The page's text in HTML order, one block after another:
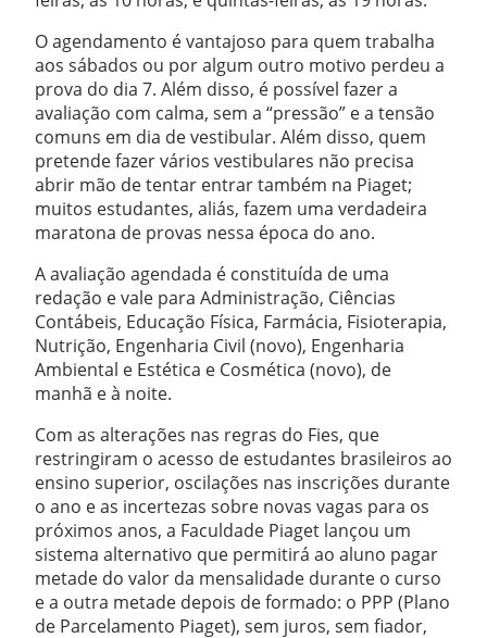
O agendamento é vantajoso para quem trabalha
aos sábados ou por algum outro motivo perdeu a
prova do dia 7. Além disso, é possível fazer a
avaliação com calma, sem a “pressão” e a tensão
comuns em dia de vestibular. Além disso, quem
pretende fazer vários vestibulares não precisa
abrir mão de tentar entrar também na Piaget;
muitos estudantes, aliás, fazem uma verdadeira
maratona de provas nessa época do ano.
A avaliação agendada é constituída de uma
redação e vale para Administração, Ciências
Contábeis, Educação Física, Farmácia, Fisioterapia,
Nutrição, Engenharia Civil (novo), Engenharia
Ambiental e Estética e Cosmética (novo), de
manhã e à noite.
Com as alterações nas regras do Fies, que
restringiram o acesso de estudantes brasileiros ao
ensino superior, oscilações nas inscrições durante
o ano e as incertezas sobre novas vagas para os
próximos anos, a Faculdade Piaget lançou um
sistema alternativo que permitirá ao aluno pagar
metade do valor da mensalidade durante o curso
e a outra metade depois de formado: o PPP (Plano
de Parcelamento Piaget), sem juros, sem fiador,